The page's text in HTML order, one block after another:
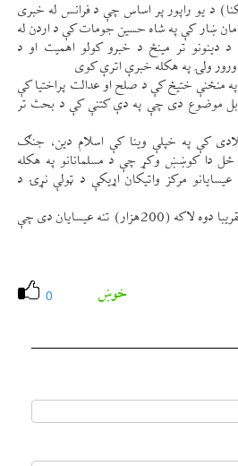
د يو راپور پر اساس چې د فرانس له خبری
ښار كې په شاه حسين جومات كې د اردن له
دينونو تر مينځ د خبرو كولو اهميت او د
ورور ولۍ په هكله خبرې اترې كوی
منځنې ختیځ كې د صلح او عدالت پراختيا كې
بل موضوع دی چې په دې كتنې كې د بحث تر
پاپ د كال 2006 ميلادی كې په خپلې وينا كې اسلام دين، جنګ
ځل دا كوښښ وكړ چې د مسلمانانو په هكله
مركز واتيكان اړيكې د ټولې نړۍ د
د اردن په 6 ميليون جمعيت كې تقريبا دوه لاكه (200هزار) تنه عيسايان دی چې
0 خوښ